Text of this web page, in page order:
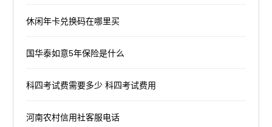
休闲年卡兑换码在哪里买
国华泰如意5年保险是什么
科四考试费需要多少 科四考试费用
河南农村信用社客服电话